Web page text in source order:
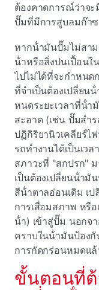
ต้องคาดการณ์ว่าจ
ปั๊มที่มีการสูบลมก๊าซ
หากน้ํามันปั๊มไม่สาม
น้ําหรือสิ่งปนเปื้อนใ
ไปไม่ได้ที่จะกําหนด
ที่จําเป็นต้องเปลี่ยน
หนดระยะเวลาที่น้ํ
สะอาด (เช่น ปั๊มสําร
ปฏิกิริยานิวเคลียร์
รถทํางานได้เป็นเว
สภาวะที่ "สกปรก"
เป็นต้องเปลี่ยนน้ํามั
สีน้ําตาลอ่อนเดิม เ
การเสื่อมสภาพ หรือ
น้ํา) เข้าสู่ปั๊ม นอกจ
คราบในน้ํามันป้อง
การกัดกร่อนหมดแล้
ขั้นตอนที่ต้